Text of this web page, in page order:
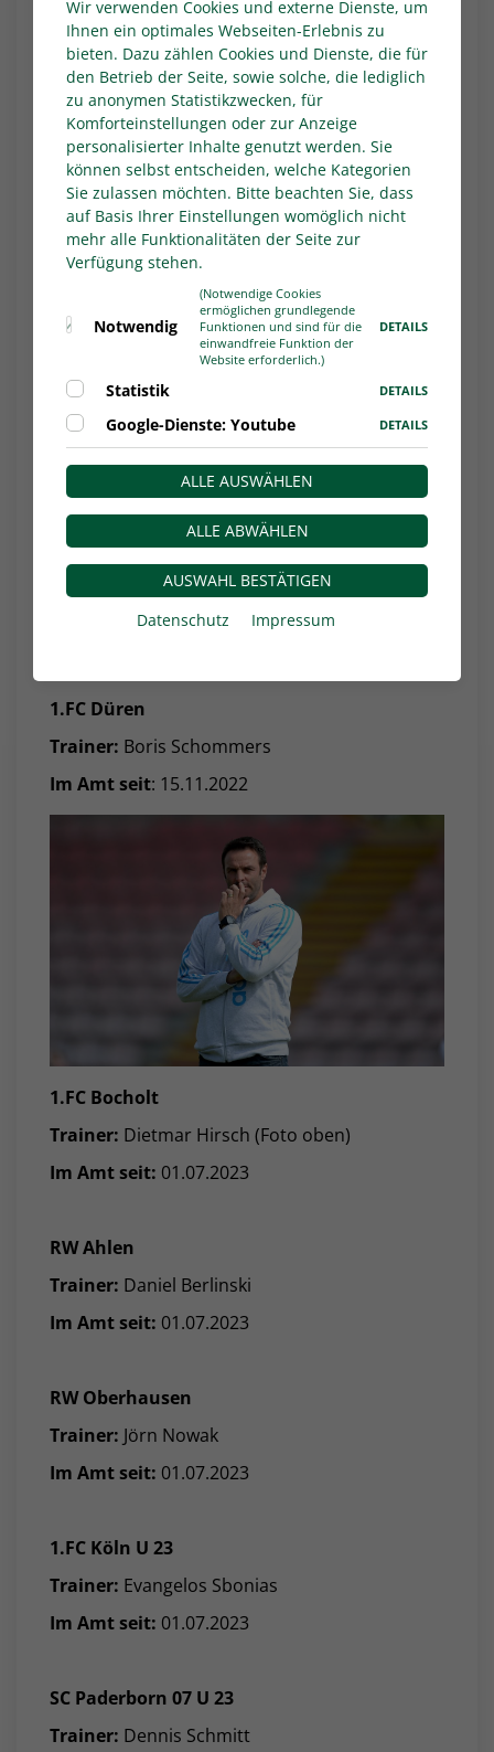
Im Amt seit:01.07.2022
SSVg Velbert 02
Trainer: Dimitrios Pappas
Im Amt seit: 01.07.2022
Borussia Mönchengladbach U 23
Eugen Polanski
Im Amt seit:01.07.2022
Wuppertaler SV
Trainer: Hüzeyfe Dogan
: 23.09.2022
Alemannia Aachen
Trainer: Helge Hohl
Im Amt seit: 12.10.2022
1.FC Düren
Trainer: Boris Schommers
Im Amt seit: 15.11.2022
1.FC Bocholt
Trainer: Dietmar Hirsch (Foto oben)
Im Amt seit: 01.07.2023
RW Ahlen
Trainer: Daniel Berlinski
Im Amt seit: 01.07.2023
RW Oberhausen
Trainer: Jörn Nowak
Im Amt seit: 01.07.2023
1.FC Köln U 23
Trainer: Evangelos Sbonias
Im Amt seit: 01.07.2023
SC Paderborn 07 U 23
Trainer: Dennis Schmitt
Wir verwenden Cookies und externe Dienste, um
Ihnen ein optimales Webseiten-Erlebnis zu
bieten. Dazu zählen Cookies und Dienste, die für
den Betrieb der Seite, sowie solche, die lediglich
zu anonymen Statistikzwecken, für
Komforteinstellungen oder zur Anzeige
personalisierter Inhalte genutzt werden. Sie
können selbst entscheiden, welche Kategorien
Sie zulassen möchten. Bitte beachten Sie, dass
auf Basis Ihrer Einstellungen womöglich nicht
mehr alle Funktionalitäten der Seite zur
Verfügung stehen.
Notwendig
(Notwendige Cookies
ermöglichen grundlegende
Funktionen und sind für die
einwandfreie Funktion der
Website erforderlich.)
DETAILS
Statistik DETAILS
Google-Dienste: Youtube DETAILS
ALLE AUSWÄHLEN
ALLE ABWÄHLEN
AUSWAHL BESTÄTIGEN
Datenschutz
Impressum